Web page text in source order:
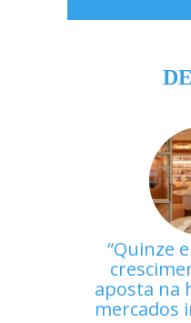
Quinze
aposta na
mercados